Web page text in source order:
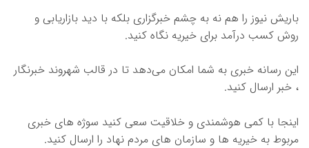
باریش نیوز را هم نه به چشم خبرگزاری بلکه با دید بازاریابی و
روش کسب درآمد برای خیریه نگاه کنید.
این رسانه خبری به شما امکان می‌دهد تا در قالب شهروند خبرنگار
، خبر ارسال کنید.
اینجا با کمی هوشمندی و خلاقیت سعی کنید سوژه های خبری
مربوط به خیریه ها و سازمان های مردم نهاد را ارسال کنید.